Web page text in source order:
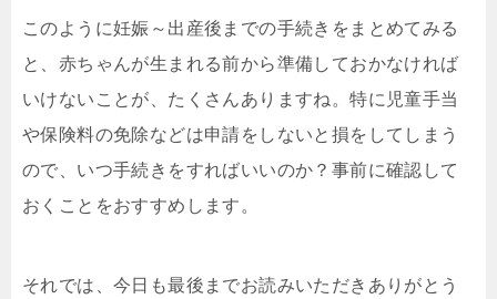
このように妊娠～出産後までの手続きをまとめてみる
と、赤ちゃんが生まれる前から準備しておかなければ
いけないことが、たくさんありますね。特に児童手当
や保険料の免除などは申請をしないと損をしてしまう
ので、いつ手続きをすればいいのか？事前に確認して
おくことをおすすめします。
それでは、今日も最後までお読みいただきありがとう